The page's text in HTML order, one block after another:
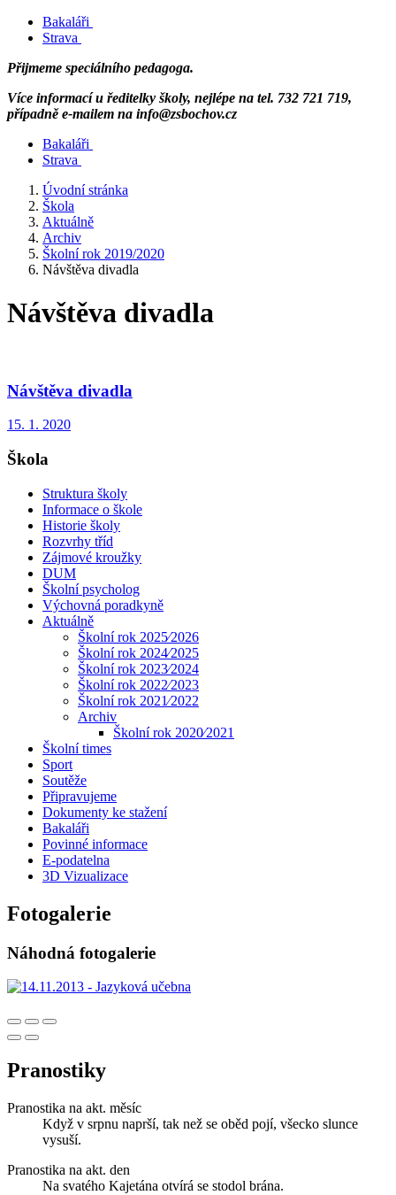
Bakaláři
Strava
Přijmeme speciálního pedagoga.
Více informací u ředitelky školy, nejlépe na tel. 732 721 719,
případně e-mailem na info@zsbochov.cz
Bakaláři
Strava
Úvodní stránka
Škola
Aktuálně
Archiv
Školní rok 2019/2020
Návštěva divadla
Návštěva divadla
Návštěva divadla
15. 1. 2020
Škola
Struktura školy
Informace o škole
Historie školy
Rozvrhy tříd
Zájmové kroužky
DUM
Školní psycholog
Výchovná poradkyně
Aktuálně
Školní rok 2025⁄2026
Školní rok 2024⁄2025
Školní rok 2023⁄2024
Školní rok 2022⁄2023
Školní rok 2021⁄2022
Archiv
Školní rok 2020⁄2021
Školní times
Sport
Soutěže
Připravujeme
Dokumenty ke stažení
Bakaláři
Povinné informace
E-podatelna
3D Vizualizace
Fotogalerie
Náhodná fotogalerie
Pranostiky
Pranostika na akt. měsíc
Když v srpnu naprší, tak než se oběd pojí, všecko slunce
vysuší.
Pranostika na akt. den
Na svatého Kajetána otvírá se stodol brána.